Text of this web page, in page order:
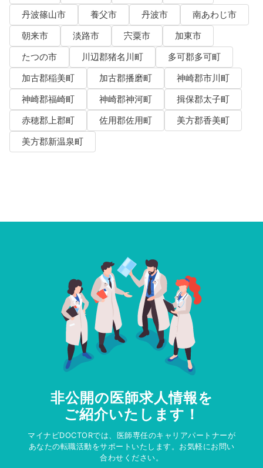
丹波篠山市
養父市 丹波市
南あわじ市
朝来市
淡路市 宍粟市
加東市
たつの市
川辺郡猪名川町
多可郡多可町
加古郡稲美町
加古郡播磨町
神崎郡市川町
神崎郡福崎町
神崎郡神河町
揖保郡太子町
赤穂郡上郡町
佐用郡佐用町
美方郡香美町
美方郡新温泉町
非公開の医師求人情報を
ご紹介いたします！
マイナビDOCTORでは、医師専任のキャリアパートナーが
あなたの転職活動をサポートいたします。お気軽にお問い
合わせください。